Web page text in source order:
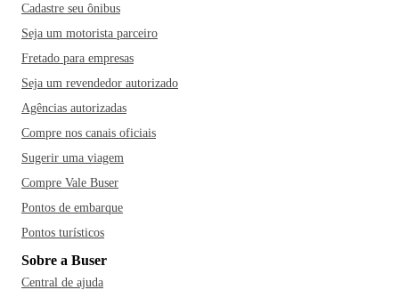
Cadastre seu ônibus
Seja um motorista parceiro
Fretado para empresas
Seja um revendedor autorizado
Agências autorizadas
Compre nos canais oficiais
Sugerir uma viagem
Compre Vale Buser
Pontos de embarque
Pontos turísticos
Sobre a Buser
Central de ajuda